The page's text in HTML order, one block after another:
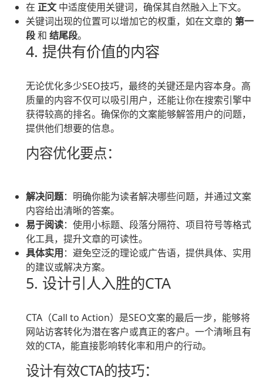
在 正文 中适度使用关键词，确保其自然融入上下文。
关键词出现的位置可以增加它的权重，如在文章的 第一
段和 结尾段。
4. 提供有价值的内容
无论优化多少SEO技巧，最终的关键还是内容本身。高
质量的内容不仅可以吸引用户，还能让你在搜索引擎中
获得较高的排名。确保你的文案能够解答用户的问题，
提供他们想要的信息。
内容优化要点：
解决问题：明确你能为读者解决哪些问题，并通过文案
内容给出清晰的答案。
易于阅读：使用小标题、段落分隔符、项目符号等格式
化工具，提升文章的可读性。
具体实用：避免空泛的理论或广告语，提供具体、实用
的建议或解决方案。
5. 设计引人入胜的CTA
CTA（Call to Action）是SEO文案的最后一步，能够将
网站访客转化为潜在客户或真正的客户。一个清晰且有
效的CTA，能直接影响转化率和用户的行动。
设计有效CTA的技巧：